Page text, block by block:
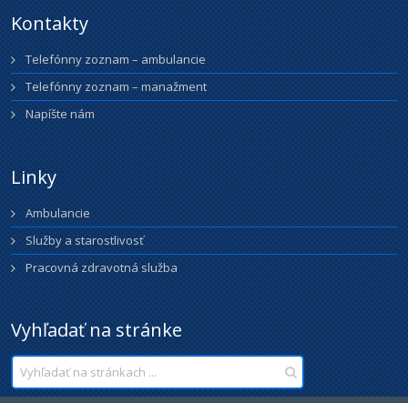
Kontakty
Telefónny zoznam – ambulancie
Telefónny zoznam – manažment
Napíšte nám
Linky
Ambulancie
Služby a starostlivosť
Pracovná zdravotná služba
Vyhľadať na stránke